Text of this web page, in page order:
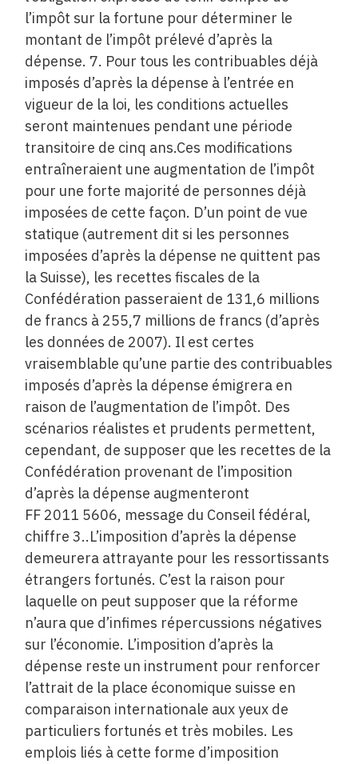
l’impôt sur la fortune pour déterminer le
montant de l’impôt prélevé d’après la
dépense. 7. Pour tous les contribuables déjà
imposés d’après la dépense à l’entrée en
vigueur de la loi, les conditions actuelles
seront maintenues pendant une période
transitoire de cinq ans.Ces modifications
entraîneraient une augmentation de l’impôt
pour une forte majorité de personnes déjà
imposées de cette façon. D’un point de vue
statique (autrement dit si les personnes
imposées d’après la dépense ne quittent pas
la Suisse), les recettes fiscales de la
Confédération passeraient de 131,6 millions
de francs à 255,7 millions de francs (d’après
les données de 2007). Il est certes
vraisemblable qu’une partie des contribuables
imposés d’après la dépense émigrera en
raison de l’augmentation de l’impôt. Des
scénarios réalistes et prudents permettent,
cependant, de supposer que les recettes de la
Confédération provenant de l’imposition
d’après la dépense augmenteront
FF 2011 5606, message du Conseil fédéral,
chiffre 3..L’imposition d’après la dépense
demeurera attrayante pour les ressortissants
étrangers fortunés. C’est la raison pour
laquelle on peut supposer que la réforme
n’aura que d’infimes répercussions négatives
sur l’économie. L’imposition d’après la
dépense reste un instrument pour renforcer
l’attrait de la place économique suisse en
comparaison internationale aux yeux de
particuliers fortunés et très mobiles. Les
emplois liés à cette forme d’imposition